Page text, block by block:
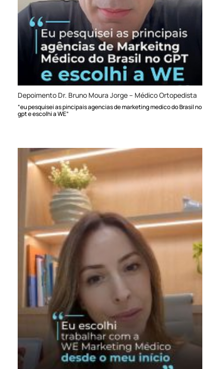
Depoimento Dr. Bruno Moura Jorge – Médico Ortopedista
“eu pesquisei as pincipais agencias de marketing medico do Brasil no
gpt e escolhi a WE”